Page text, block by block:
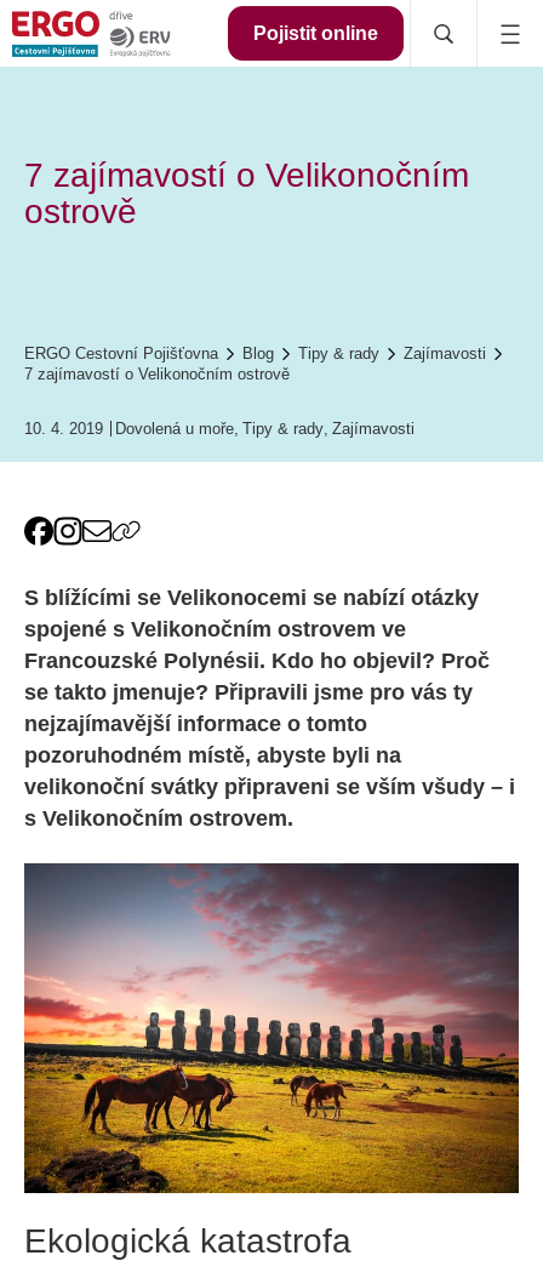
Pojistit online
7 zajímavostí o Velikonočním
ostrově
ERGO Cestovní Pojišťovna Blog Tipy & rady
Zajímavosti
7 zajímavostí o Velikonočním ostrově
10. 4. 2019 Dovolená u moře, Tipy & rady, Zajímavosti
S blížícími se Velikonocemi se nabízí otázky
spojené s Velikonočním ostrovem ve
Francouzské Polynésii. Kdo ho objevil? Proč
se takto jmenuje? Připravili jsme pro vás ty
nejzajímavější informace o tomto
pozoruhodném místě, abyste byli na
velikonoční svátky připraveni se vším všudy – i
s Velikonočním ostrovem.
Ekologická katastrofa